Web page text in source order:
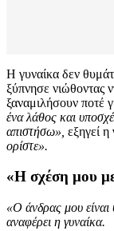
Η γυναίκα δεν
ξύπνησε νιώθοντας
ξαναμιλήσουν ποτέ
ένα λάθος και
απιστήσω», εξηγεί η
ορίστε».
«Η σχέση μου
«Ο άνδρας μου είναι
αναφέρει η γυναίκα.